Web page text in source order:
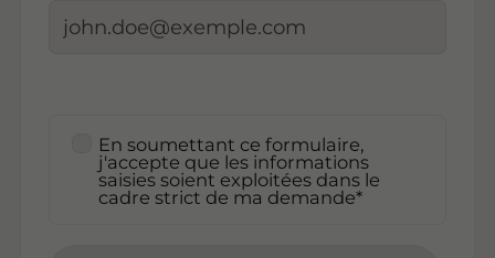
En soumettant ce formulaire,
j'accepte que les informations
saisies soient exploitées dans le
cadre strict de ma demande*